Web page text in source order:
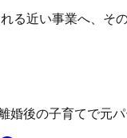
る近い事業へ、そ
婚後の子育てで元